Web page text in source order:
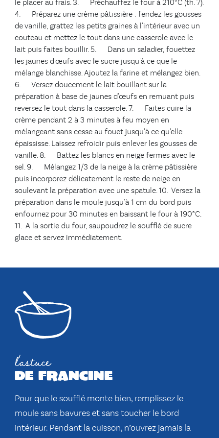
le placer au frais. 3. Préchauffez le four à 210°C (th. 7).
4. Préparez une crème pâtissière : fendez les gousses
de vanille, grattez les petits graines à l'intérieur avec un
couteau et mettez le tout dans une casserole avec le
lait puis faites bouillir. 5. Dans un saladier, fouettez
les jaunes d'œufs avec le sucre jusqu'à ce que le
mélange blanchisse. Ajoutez la farine et mélangez bien.
6. Versez doucement le lait bouillant sur la
préparation à base de jaunes d'œufs en remuant puis
reversez le tout dans la casserole. 7. Faites cuire la
crème pendant 2 à 3 minutes à feu moyen en
mélangeant sans cesse au fouet jusqu'à ce qu'elle
épaississe. Laissez refroidir puis enlever les gousses de
vanille. 8. Battez les blancs en neige fermes avec le
sel. 9. Mélangez 1/3 de la neige à la crème pâtissière
puis incorporez délicatement le reste de neige en
soulevant la préparation avec une spatule. 10. Versez la
préparation dans le moule jusqu'à 1 cm du bord puis
enfournez pour 30 minutes en baissant le four à 190°C.
11. A la sortie du four, saupoudrez le soufflé de sucre
glace et servez immédiatement.
l'astuce
de francine
Pour que le soufflé monte bien, remplissez le
moule sans bavures et sans toucher le bord
intérieur. Pendant la cuisson, n’ouvrez jamais la